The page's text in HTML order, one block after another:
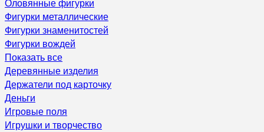
Фигурки металлические
Фигурки знаменитостей
Фигурки вождей
Показать все
Деревянные изделия
Держатели под карточку
Деньги
Игровые поля
Игрушки и творчество